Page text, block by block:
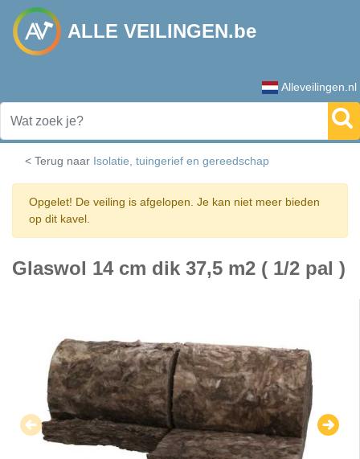
ALLE VEILINGEN.be
Alleveilingen.nl
< Terug naar Isolatie, tuingerief en gereedschap
Opgelet! De veiling is afgelopen. Je kan niet meer bieden
op dit kavel.
Glaswol 14 cm dik 37,5 m2 ( 1/2 pal )